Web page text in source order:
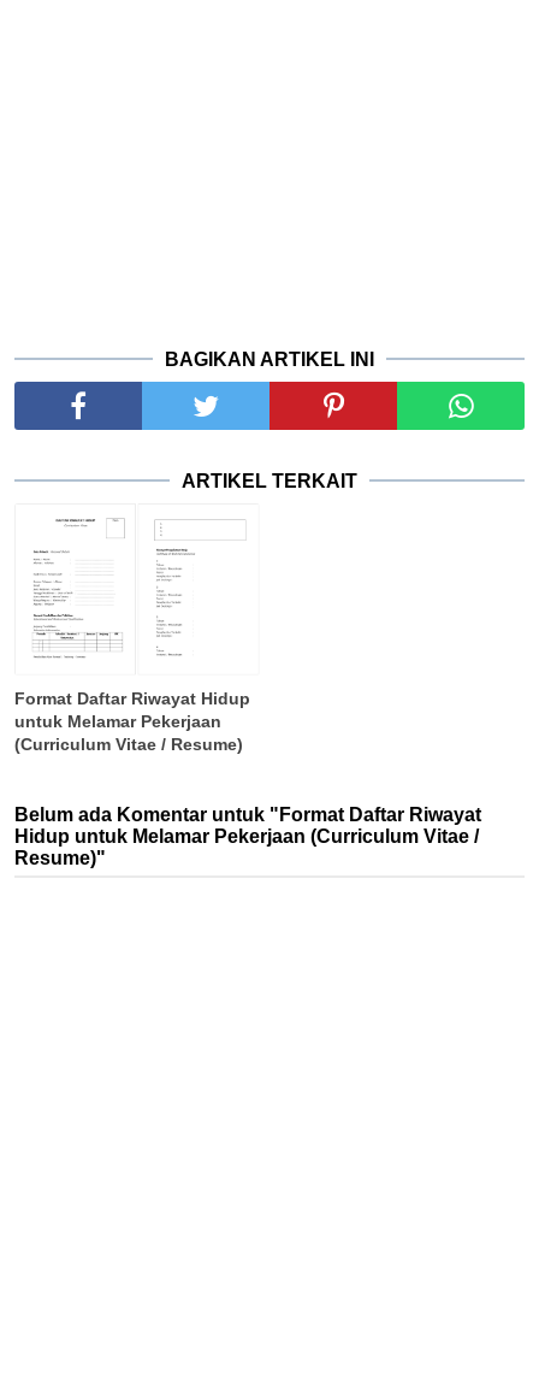
BAGIKAN ARTIKEL INI
ARTIKEL TERKAIT
Format Daftar Riwayat Hidup
untuk Melamar Pekerjaan
(Curriculum Vitae / Resume)
Belum ada Komentar untuk "Format Daftar Riwayat
Hidup untuk Melamar Pekerjaan (Curriculum Vitae /
Resume)"